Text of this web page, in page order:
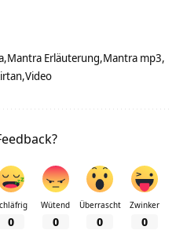
Mantra Erläuterung Mantra mp3
Video
0
Wütend
0
Überrascht
0
Zwinker
0